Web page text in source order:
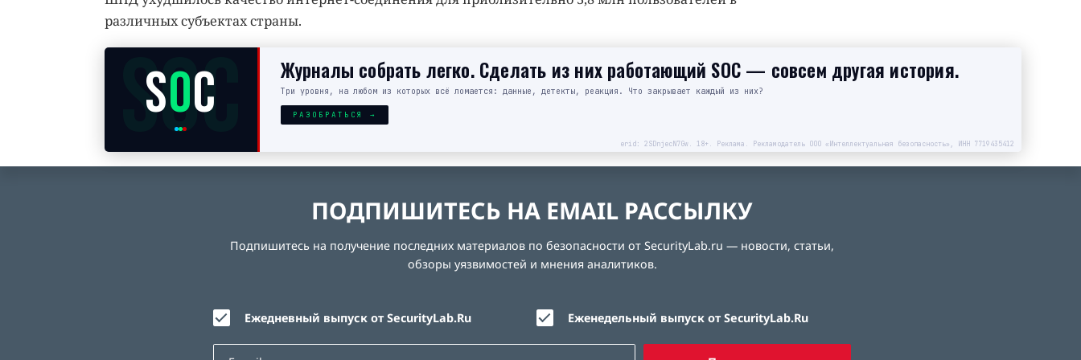
различных субъектах страны.
SOC
SOC Журналы собрать легко. Сделать из них работающий SOC — совсем другая история.
Три уровня, на любом из которых всё ломается: данные, детекты, реакция. Что закрывает каждый из них?
РАЗОБРАТЬСЯ →
erid: 2SDnjecN7Gw. 18+. Реклама. Рекламодатель ООО «Интеллектуальная безопасность», ИНН 7719435412
ПОДПИШИТЕСЬ НА EMAIL РАССЫЛКУ
Подпишитесь на получение последних материалов по безопасности от SecurityLab.ru — новости, статьи,
обзоры уязвимостей и мнения аналитиков.
Ежедневный выпуск от SecurityLab.Ru Еженедельный выпуск от SecurityLab.Ru